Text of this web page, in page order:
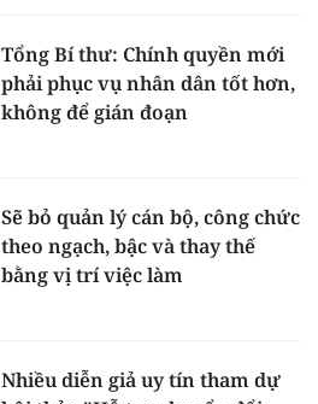
Tổng Bí thư: Chính quyền mới
phải phục vụ nhân dân tốt hơn,
không để gián đoạn
Sẽ bỏ quản lý cán bộ, công chức
theo ngạch, bậc và thay thế
bằng vị trí việc làm
Nhiều diễn giả uy tín tham dự